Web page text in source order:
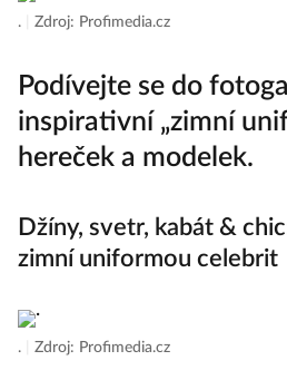
. Zdroj: Profimedia.cz
Podívejte se do
inspirativní „zimní
hereček a modelek.
Džíny, svetr, kabát &
zimní uniformou celebrit
. Zdroj: Profimedia.cz